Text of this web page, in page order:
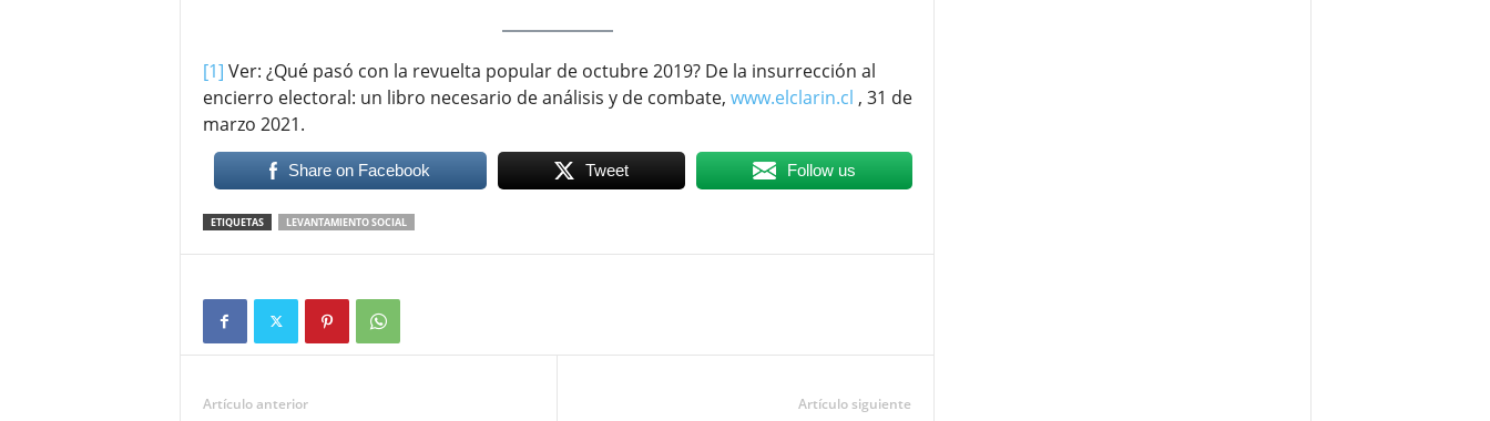
[1] Ver: ¿Qué pasó con la revuelta popular de octubre 2019? De la insurrección al
encierro electoral: un libro necesario de análisis y de combate, www.elclarin.cl , 31 de
marzo 2021.
Share on Facebook Tweet Follow us
ETIQUETAS LEVANTAMIENTO SOCIAL
Artículo anterior Artículo siguiente